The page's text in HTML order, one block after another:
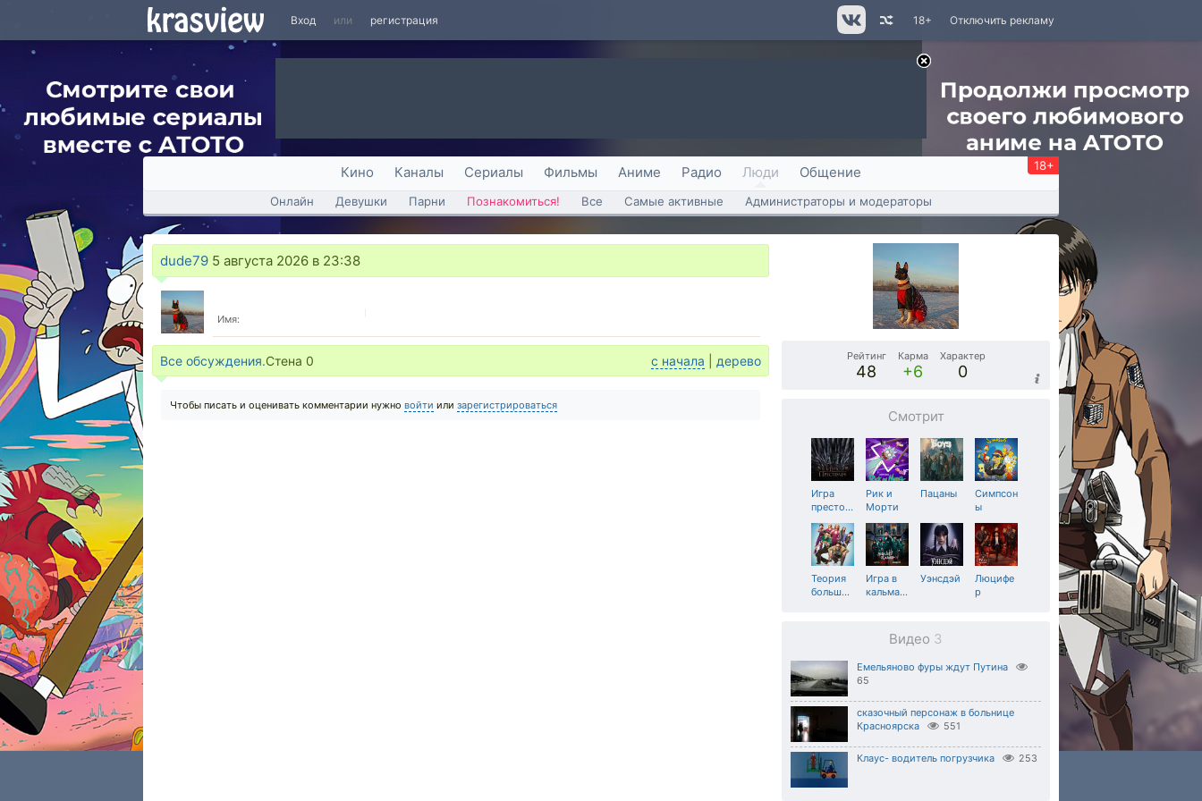
Вход или регистрация Отключить рекламу
18+
Кино Каналы Сериалы Фильмы Аниме Радио Люди Общение 18+
Онлайн Девушки Парни Познакомиться! Все Самые активные Администраторы и модераторы
dude79 5 августа 2026 в 23:38
Имя:
Все обсуждения.Стена 0 с начала дерево
Чтобы писать и оценивать комментарии нужно войти или зарегистрироваться
Рейтинг
48
Карма
+6
Характер
0
Смотрит
Игра
престо…
Рик и
Морти
Пацаны
Симпсон
ы
Теория
больш…
Игра в
кальма…
Уэнсдэй
Люцифе
р
Видео 3
Емельяново фуры ждут Путина
65
сказочный персонаж в больнице
Красноярска
551
Клаус- водитель погрузчика 253